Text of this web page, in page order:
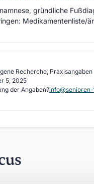
gründliche
Medikamentenliste/
Recherche, Praxisangaben
5, 2025
der Angaben?